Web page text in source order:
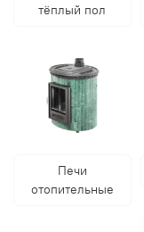
тёплый пол
Печи
отопительные